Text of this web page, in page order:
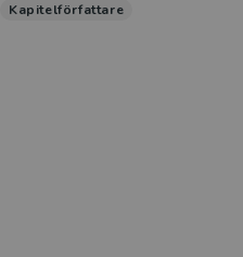
Kapitelförfattare